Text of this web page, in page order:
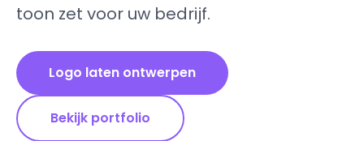
toon zet voor uw bedrijf.
Logo laten ontwerpen
Bekijk portfolio